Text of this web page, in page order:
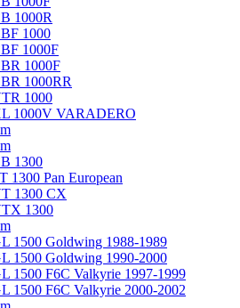
1000R
1000
1000F
1000F
1000RR
1000
1000V VARADERO
1300
1300 Pan European
1300 CX
1300
1500 Goldwing 1988-1989
1500 Goldwing 1990-2000
1500 F6C Valkyrie 1997-1999
1500 F6C Valkyrie 2000-2002